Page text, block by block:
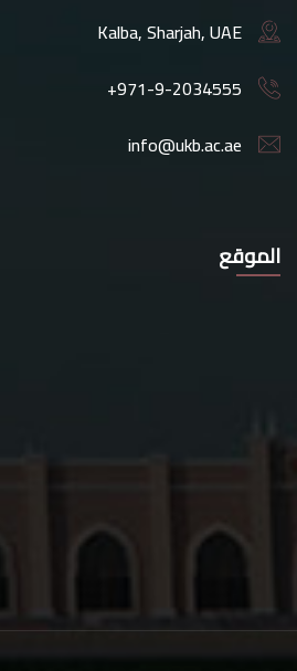
Kalba, Sharjah, UAE
+971-9-2034555
info@ukb.ac.ae
الموقع